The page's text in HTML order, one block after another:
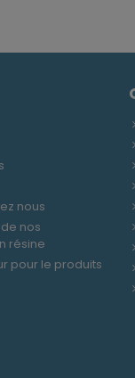
nous
nos
résine
pour le produits